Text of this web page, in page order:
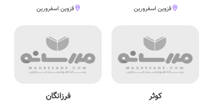
قزوین اسفرورین
قزوین اسفرورین
کوثر فرزانگان